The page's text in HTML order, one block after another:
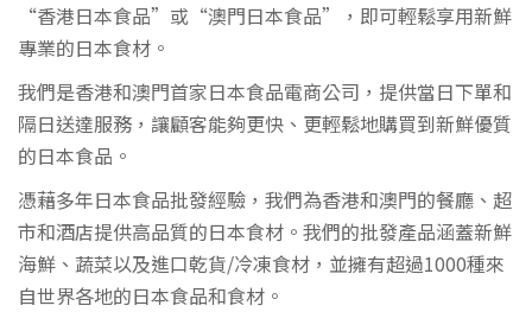
“香港日本食品”或“澳門日本食品”，即可輕鬆享用新鮮
專業的日本食材。
我們是香港和澳門首家日本食品電商公司，提供當日下單和
隔日送達服務，讓顧客能夠更快、更輕鬆地購買到新鮮優質
的日本食品。
憑藉多年日本食品批發經驗，我們為香港和澳門的餐廳、超
市和酒店提供高品質的日本食材。我們的批發產品涵蓋新鮮
海鮮、蔬菜以及進口乾貨/冷凍食材，並擁有超過1000種來
自世界各地的日本食品和食材。